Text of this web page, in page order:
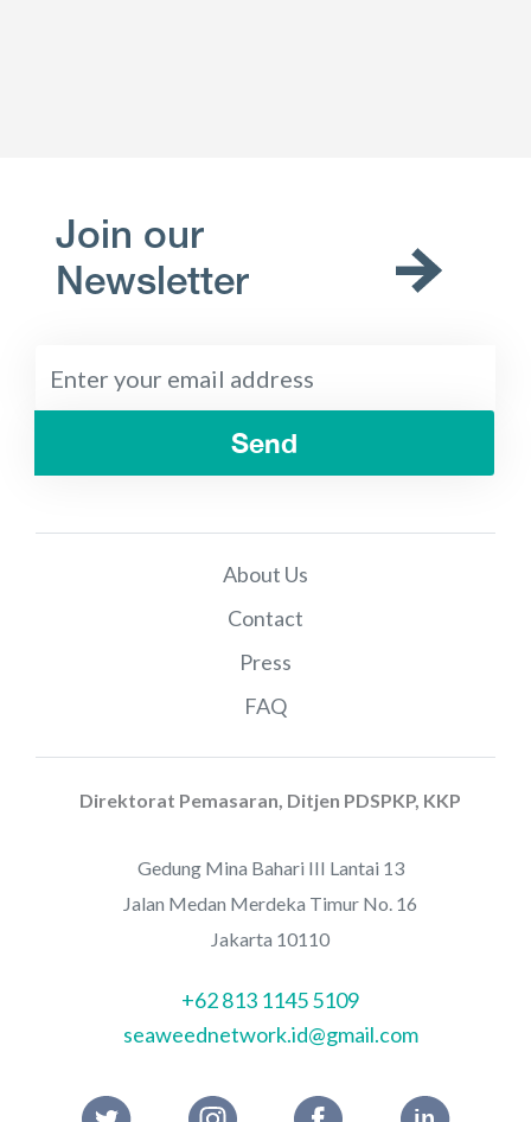
Join our
Newsletter
Send
About Us
Contact
Press
FAQ
Direktorat Pemasaran, Ditjen PDSPKP, KKP
Gedung Mina Bahari III Lantai 13
Jalan Medan Merdeka Timur No. 16
Jakarta 10110
+62 813 1145 5109
seaweednetwork.id@gmail.com